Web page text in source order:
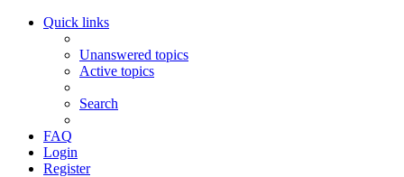
Quick links
Unanswered topics
Active topics
Search
FAQ
Login
Register